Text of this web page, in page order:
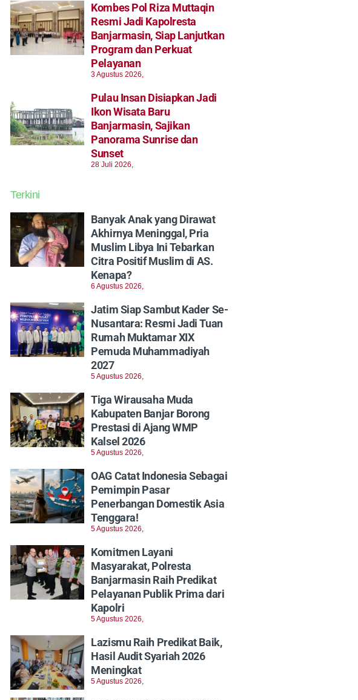
Kombes Pol Riza Muttaqin
Resmi Jadi Kapolresta
Banjarmasin, Siap Lanjutkan
Program dan Perkuat
Pelayanan
3 Agustus 2026,
Pulau Insan Disiapkan Jadi
Ikon Wisata Baru
Banjarmasin, Sajikan
Panorama Sunrise dan
Sunset
28 Juli 2026,
Terkini
Banyak Anak yang Dirawat
Akhirnya Meninggal, Pria
Muslim Libya Ini Tebarkan
Citra Positif Muslim di AS.
Kenapa?
6 Agustus 2026,
Jatim Siap Sambut Kader Se-
Nusantara: Resmi Jadi Tuan
Rumah Muktamar XIX
Pemuda Muhammadiyah
2027
5 Agustus 2026,
Tiga Wirausaha Muda
Kabupaten Banjar Borong
Prestasi di Ajang WMP
Kalsel 2026
5 Agustus 2026,
OAG Catat Indonesia Sebagai
Pemimpin Pasar
Penerbangan Domestik Asia
Tenggara!
5 Agustus 2026,
Komitmen Layani
Masyarakat, Polresta
Banjarmasin Raih Predikat
Pelayanan Publik Prima dari
Kapolri
5 Agustus 2026,
Lazismu Raih Predikat Baik,
Hasil Audit Syariah 2026
Meningkat
5 Agustus 2026,